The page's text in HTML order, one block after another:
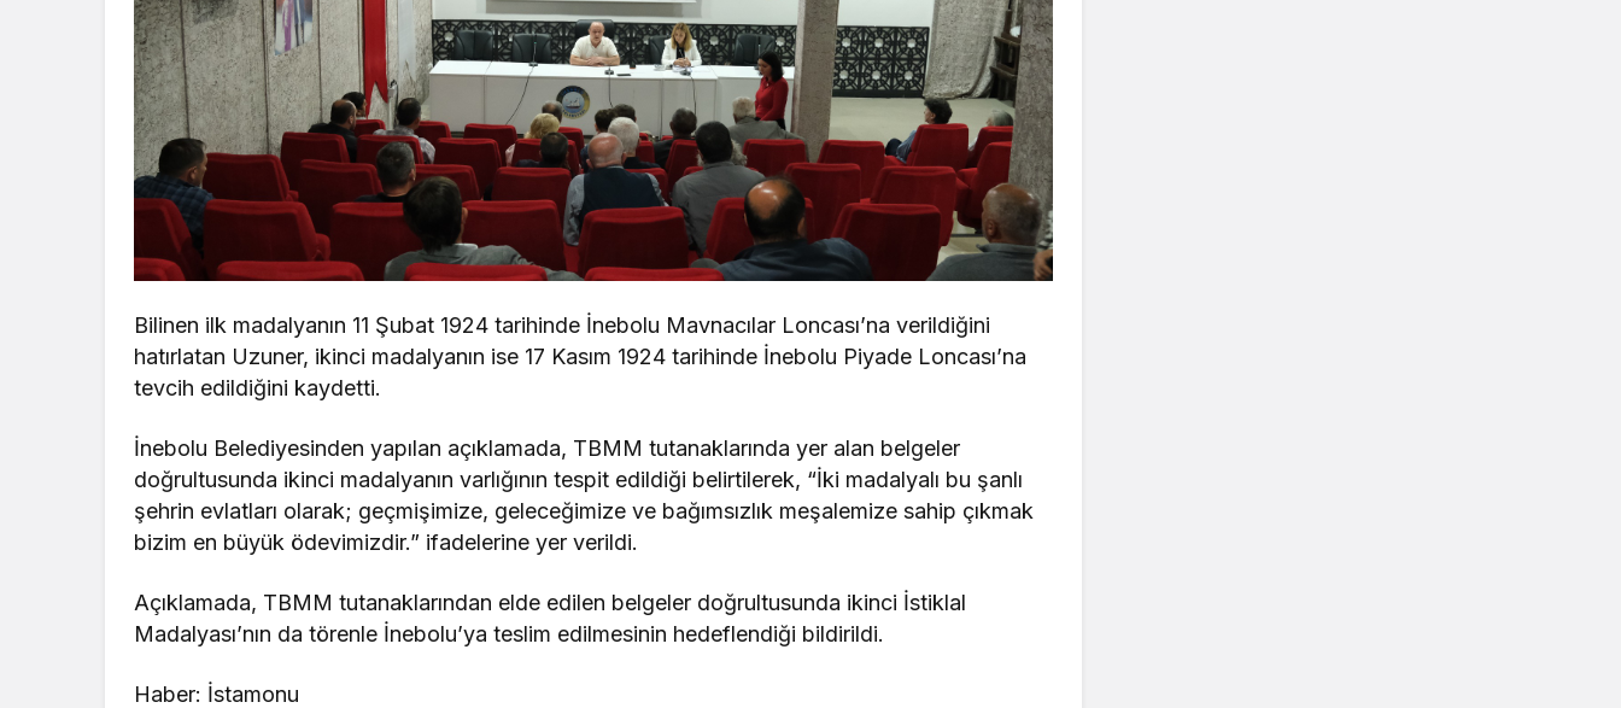
Bilinen ilk madalyanın 11 Şubat 1924 tarihinde İnebolu Mavnacılar Loncası’na verildiğini
hatırlatan Uzuner, ikinci madalyanın ise 17 Kasım 1924 tarihinde İnebolu Piyade Loncası’na
tevcih edildiğini kaydetti.
İnebolu Belediyesinden yapılan açıklamada, TBMM tutanaklarında yer alan belgeler
doğrultusunda ikinci madalyanın varlığının tespit edildiği belirtilerek, “İki madalyalı bu şanlı
şehrin evlatları olarak; geçmişimize, geleceğimize ve bağımsızlık meşalemize sahip çıkmak
bizim en büyük ödevimizdir.” ifadelerine yer verildi.
Açıklamada, TBMM tutanaklarından elde edilen belgeler doğrultusunda ikinci İstiklal
Madalyası’nın da törenle İnebolu’ya teslim edilmesinin hedeflendiği bildirildi.
Haber: İstamonu